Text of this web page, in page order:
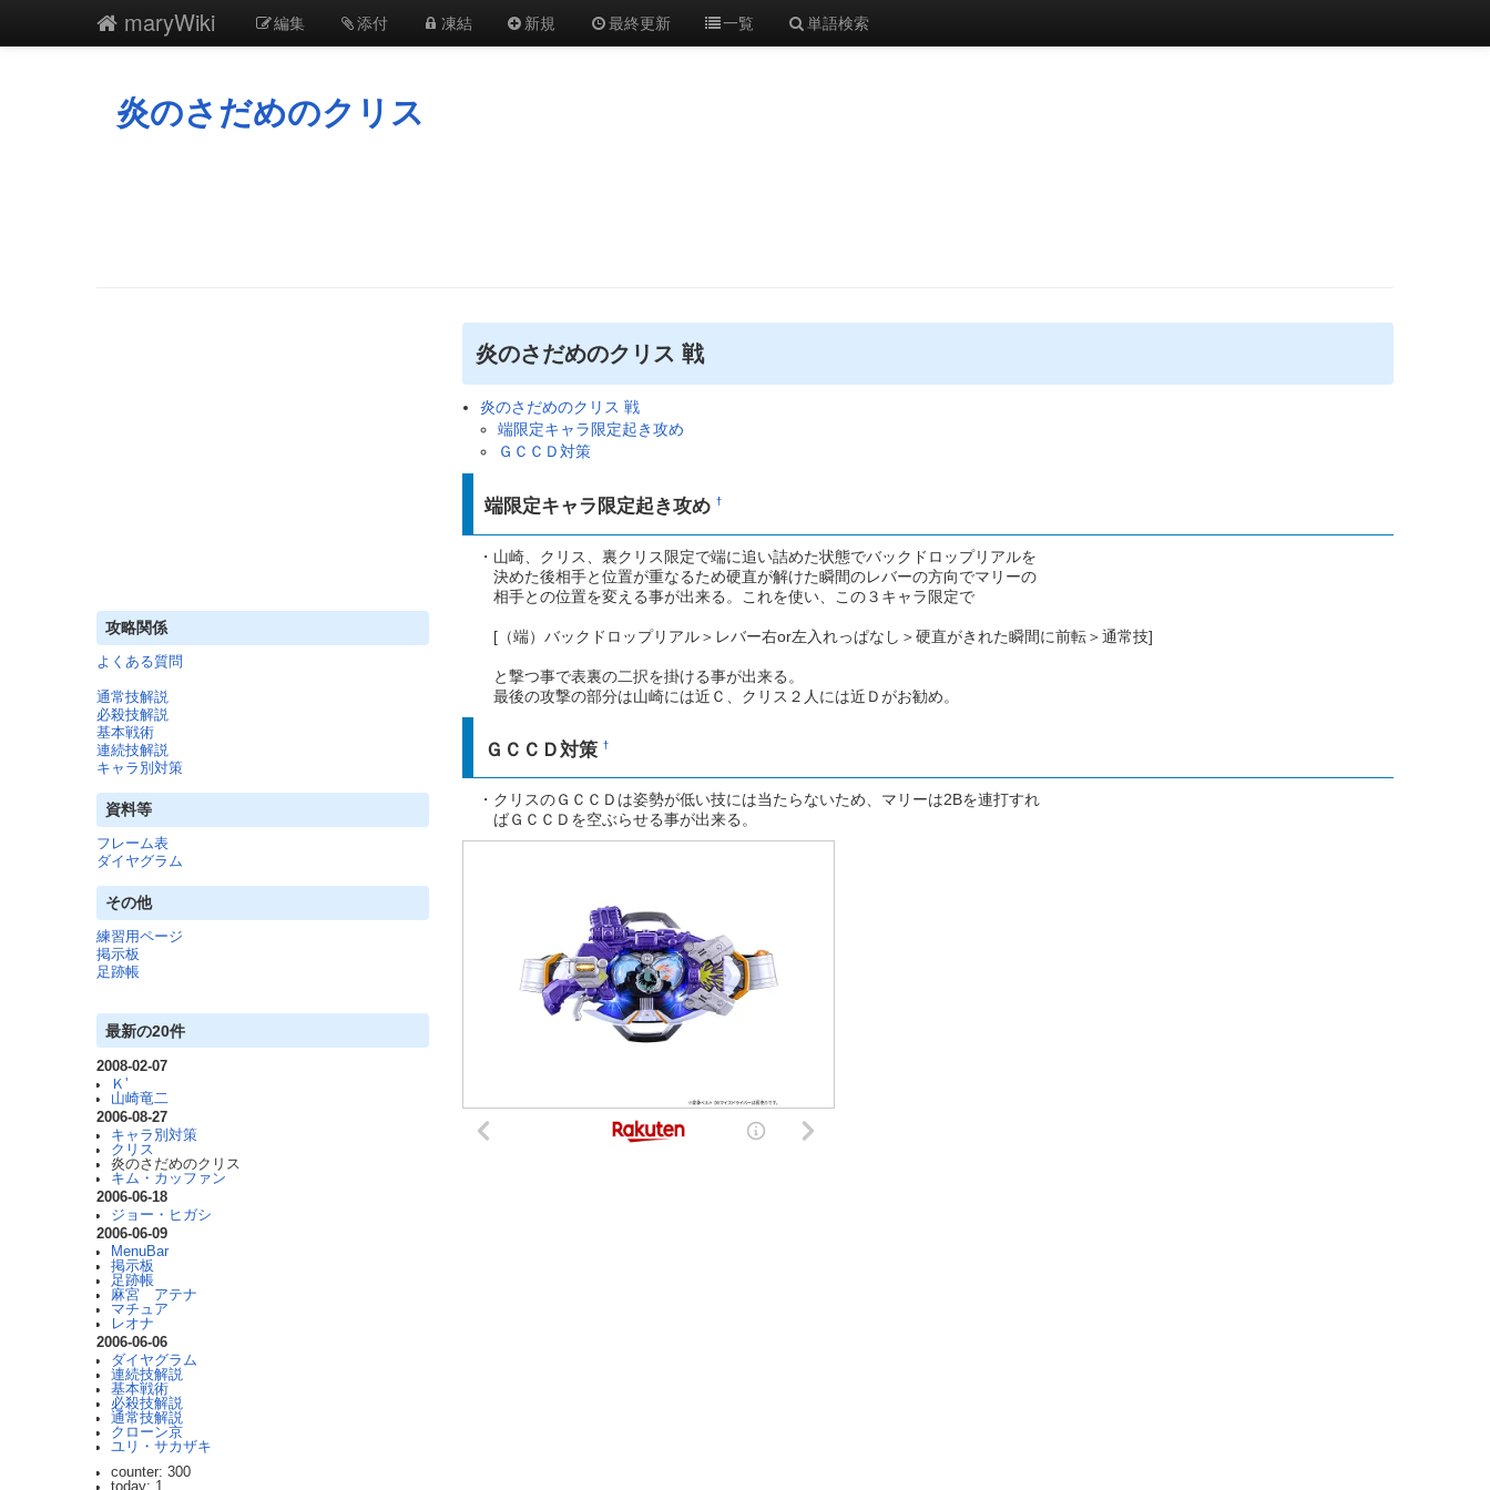
maryWiki 編集 添付 凍結 新規 最終更新 一覧 単語検索
炎のさだめのクリス
攻略関係
よくある質問
通常技解説
必殺技解説
基本戦術
連続技解説
キャラ別対策
資料等
フレーム表
ダイヤグラム
その他
練習用ページ
掲示板
足跡帳
最新の20件
2008-02-07
Ｋ'
山崎竜二
2006-08-27
キャラ別対策
クリス
炎のさだめのクリス
キム・カッファン
2006-06-18
ジョー・ヒガシ
2006-06-09
MenuBar
掲示板
足跡帳
麻宮 アテナ
マチュア
レオナ
2006-06-06
ダイヤグラム
連続技解説
基本戦術
必殺技解説
通常技解説
クローン京
ユリ・サカザキ
counter: 300
炎のさだめのクリス 戦
炎のさだめのクリス 戦
端限定キャラ限定起き攻め
ＧＣＣＤ対策
端限定キャラ限定起き攻め†
・山崎、クリス、裏クリス限定で端に追い詰めた状態でバックドロップリアルを
決めた後相手と位置が重なるため硬直が解けた瞬間のレバーの方向でマリーの
相手との位置を変える事が出来る。これを使い、この３キャラ限定で
[（端）バックドロップリアル＞レバー右or左入れっぱなし＞硬直がきれた瞬間に前転＞通常技]
と撃つ事で表裏の二択を掛ける事が出来る。
最後の攻撃の部分は山崎には近Ｃ、クリス２人には近Ｄがお勧め。
ＧＣＣＤ対策†
・クリスのＧＣＣＤは姿勢が低い技には当たらないため、マリーは2Bを連打すれ
ばＧＣＣＤを空ぶらせる事が出来る。